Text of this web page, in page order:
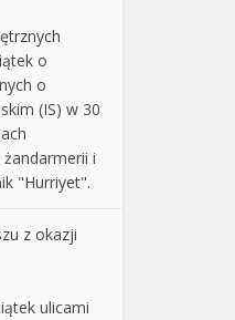
o
o
(IS) w 30
i
"Hurriyet".
z okazji
ulicami